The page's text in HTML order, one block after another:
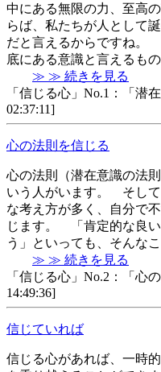
中にある無限の力、至高
らば、私たちが人として
だと言えるからですね。
底にある意識と言えるもの
≫ ≫ 続きを見る
「信じる心」No.1：「潜
02:37:11]
心の法則を信じる
心の法則（潜在意識の法
いう人がいます。 そし
な考え方が多く、自分で
じます。 「肯定的な良
う」といっても、そんなこ
≫ ≫ 続きを見る
「信じる心」No.2：「心
14:49:36]
信じていれば
信じる心があれば、一時